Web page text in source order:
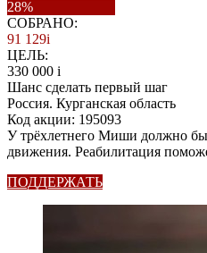
28%
СОБРАНО:
91 129i
ЦЕЛЬ:
330 000 i
Шанс сделать первый шаг
Россия. Курганская область
Код акции: 195093
У трёхлетнего Миши должно
движения. Реабилитация
ПОДДЕРЖАТЬ